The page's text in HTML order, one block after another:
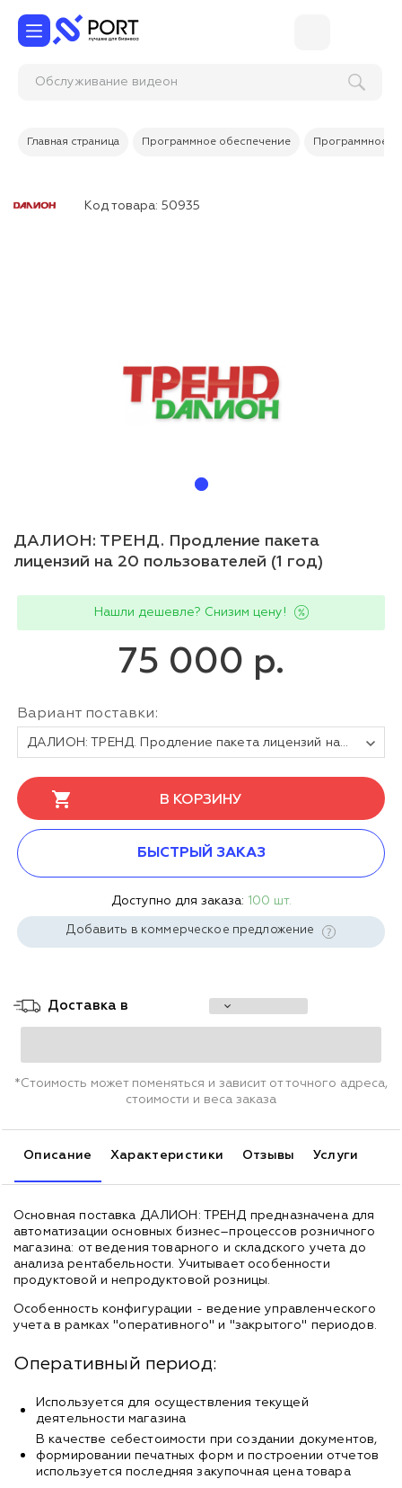
Обслуживание видеонаблю
Главная страница Программное обеспечение Программное
Код товара: 50935
ДАЛИОН: ТРЕНД. Продление пакета
лицензий на 20 пользователей (1 год)
Нашли дешевле? Снизим цену!
75 000 р.
Вариант поставки:
ДАЛИОН: ТРЕНД. Продление пакета лицензий на 20 пользователей (1 год)
В КОРЗИНУ
БЫСТРЫЙ ЗАКАЗ
Доступно для заказа: 100 шт.
Добавить в коммерческое предложение
Доставка в
*Стоимость может поменяться и зависит от точного адреса,
стоимости и веса заказа
Описание Характеристики Отзывы Услуги
Основная поставка ДАЛИОН: ТРЕНД предназначена для
автоматизации основных бизнес–процессов розничного
магазина: от ведения товарного и складского учета до
анализа рентабельности. Учитывает особенности
продуктовой и непродуктовой розницы.
Особенность конфигурации - ведение управленческого
учета в рамках "оперативного" и "закрытого" периодов.
Оперативный период:
Используется для осуществления текущей
деятельности магазина
В качестве себестоимости при создании документов,
формировании печатных форм и построении отчетов
используется последняя закупочная цена товара